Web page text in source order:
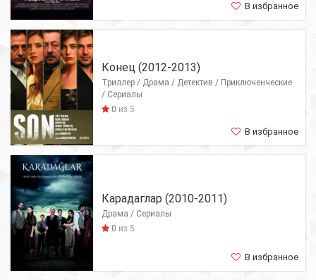
В избранное
Конец (2012-2013)
Триллер / Драма / Детектив / Приключенческие
/ Сериалы
0 из 5
В избранное
Карадаглар (2010-2011)
Драма / Сериалы
0 из 5
В избранное